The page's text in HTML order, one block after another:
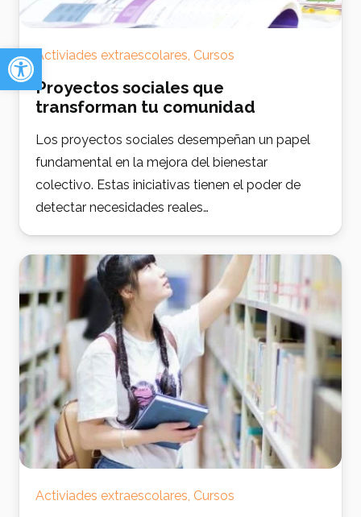
Abrir barra de herramientas
Activiades extraescolares, Cursos
Proyectos sociales que
transforman tu comunidad
Los proyectos sociales desempeñan un papel
fundamental en la mejora del bienestar
colectivo. Estas iniciativas tienen el poder de
detectar necesidades reales…
Activiades extraescolares, Cursos